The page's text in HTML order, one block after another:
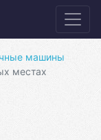
машины
местах